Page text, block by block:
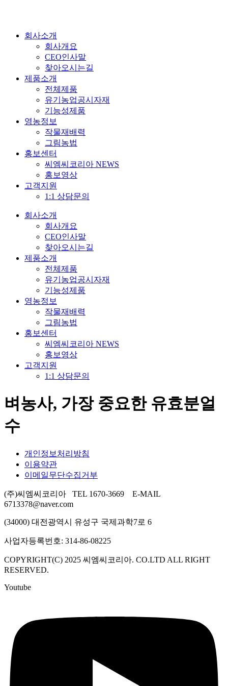
회사소개
회사개요
CEO인사말
찾아오시는길
제품소개
전체제품
유기농업공시자재
기능성제품
영농정보
작물재배력
그림농법
홍보센터
씨엠씨코리아 NEWS
홍보영상
고객지원
1:1 상담문의
회사소개
회사개요
CEO인사말
찾아오시는길
제품소개
전체제품
유기농업공시자재
기능성제품
영농정보
작물재배력
그림농법
홍보센터
씨엠씨코리아 NEWS
홍보영상
고객지원
1:1 상담문의
벼농사, 가장 중요한 유효분얼
수
개인정보처리방침
이용약관
이메일무단수집거부
(주)씨엠씨코리아 TEL 1670-3669 E-MAIL
6713378@naver.com
(34000) 대전광역시 유성구 국제과학7로 6
사업자등록번호: 314-86-08225
COPYRIGHT(C) 2025 씨엠씨코리아. CO.LTD ALL RIGHT
RESERVED.
Youtube